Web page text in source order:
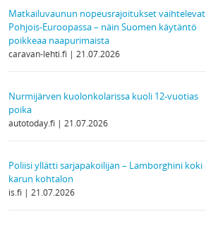
Matkailuvaunun nopeusrajoitukset vaihtelevat
Pohjois-Euroopassa – näin Suomen käytäntö
poikkeaa naapurimaista
caravan-lehti.fi 21.07.2026
Nurmijärven kuolonkolarissa kuoli 12-vuotias
poika
autotoday.fi 21.07.2026
Poliisi yllätti sarjapakoilijan – Lamborghini koki
karun kohtalon
is.fi 21.07.2026